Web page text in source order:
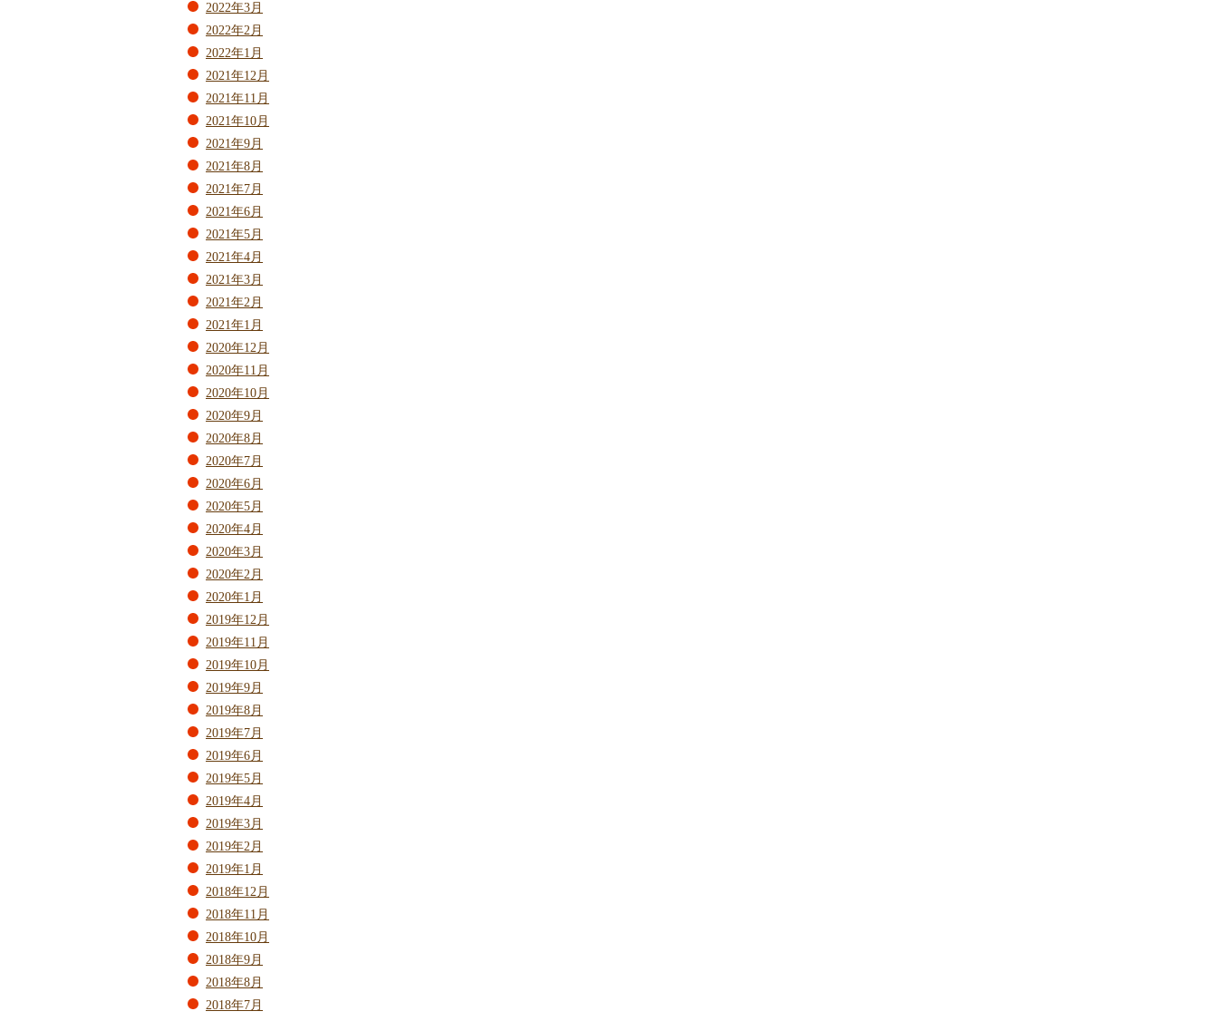
2022年3月
2022年2月
2022年1月
2021年12月
2021年11月
2021年10月
2021年9月
2021年8月
2021年7月
2021年6月
2021年5月
2021年4月
2021年3月
2021年2月
2021年1月
2020年12月
2020年11月
2020年10月
2020年9月
2020年8月
2020年7月
2020年6月
2020年5月
2020年4月
2020年3月
2020年2月
2020年1月
2019年12月
2019年11月
2019年10月
2019年9月
2019年8月
2019年7月
2019年6月
2019年5月
2019年4月
2019年3月
2019年2月
2019年1月
2018年12月
2018年11月
2018年10月
2018年9月
2018年8月
2018年7月